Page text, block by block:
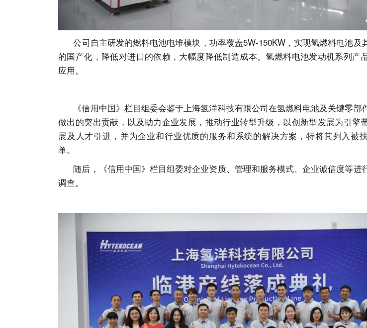
公司自主研发的燃料电池电堆模块，功率覆盖5W-150KW，实现氢燃料电池及
的国产化，降低对进口的依赖，大幅度降低制造成本。氢燃料电池发动机系列产
应用。
《信用中国》栏目组委会鉴于上海氢洋科技有限公司在氢燃料电池及关键零部
做出的突出贡献，以及助力企业发展，推动行业转型升级，以创新型发展为引擎
展及人才引进，并为企业和行业优质的服务和系统的解决方案，特将其列入被
单。
随后，《信用中国》栏目组委对企业资质、管理和服务模式、企业诚信度等进
调查。